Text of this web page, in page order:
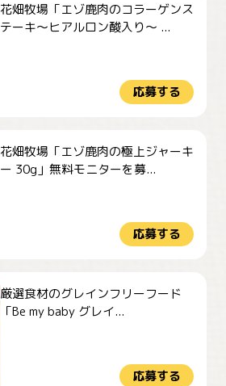
花畑牧場「エゾ鹿肉のコラーゲンス
テーキ～ヒアルロン酸入り～ ...
応募する
花畑牧場「エゾ鹿肉の極上ジャーキ
ー 30g」無料モニターを募...
応募する
厳選食材のグレインフリーフード
「Be my baby グレイ...
応募する